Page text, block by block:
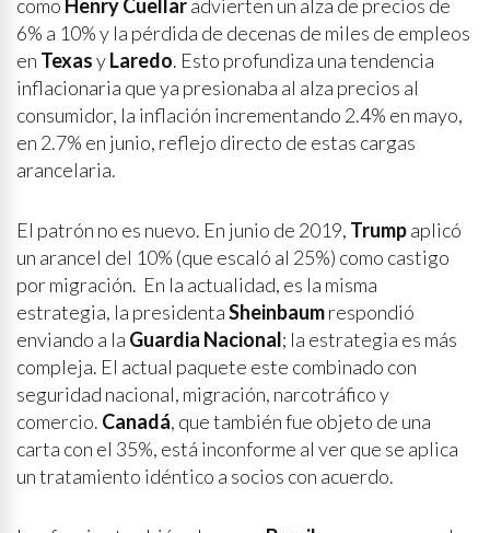
como Henry Cuellaradvierten un alza de precios de
6% a 10% y la pérdida de decenas de miles de empleos
en TexasyLaredo. Esto profundiza una tendencia
inflacionaria que ya presionaba al alza precios al
consumidor, la inflación incrementando 2.4% en mayo,
en 2.7% en junio, reflejo directo de estas cargas
arancelaria.
El patrón no es nuevo. En junio de 2019, Trumpaplicó
un arancel del 10% (que escaló al 25%) como castigo
por migración. En la actualidad, es la misma
estrategia, la presidentaSheinbaumrespondió
enviando a la Guardia Nacional; la estrategia es más
compleja. El actual paquete este combinado con
seguridad nacional, migración, narcotráfico y
comercio. Canadá, que también fue objeto de una
carta con el 35%, está inconforme al ver que se aplica
un tratamiento idéntico a socios con acuerdo.